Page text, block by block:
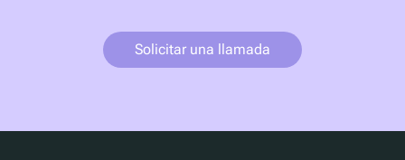
Solicitar una llamada